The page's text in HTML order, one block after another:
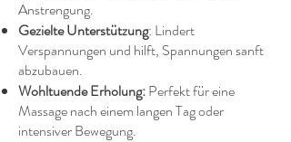
Anstrengung.
Gezielte Unterstützung: Lindert
Verspannungen und hilft, Spannungen sanft
abzubauen.
Wohltuende Erholung:Perfekt für eine
Massage nach einem langen Tag oder
intensiver Bewegung.